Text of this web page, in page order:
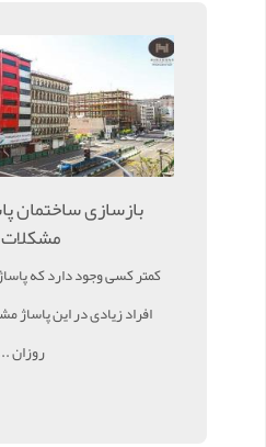
بازسازی ساختمان
کمتر کسی وجود دارد که
افراد زیادی در این پاساژ
روزان